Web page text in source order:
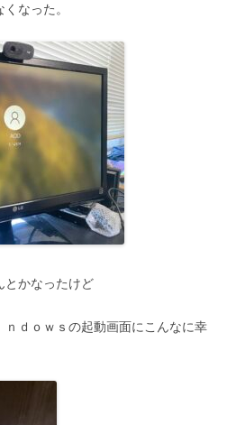
なった。
とかなったけど
ｎｄｏｗｓの起動画面にこんなに幸